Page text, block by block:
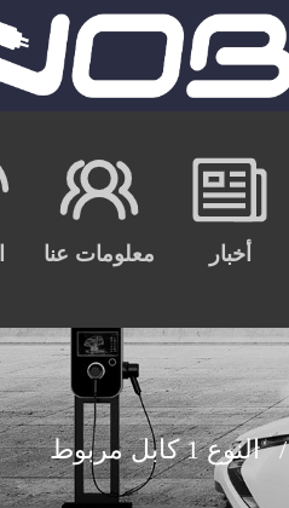
أخبار معلومات عنا
النوع 1 كابل مربوط